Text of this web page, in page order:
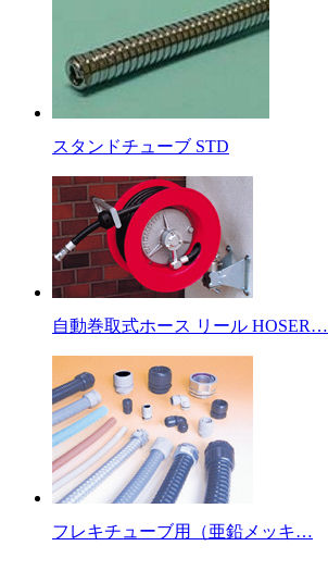
スタンドチューブ STD
自動巻取式ホース リール HOSER…
フレキチューブ用（亜鉛メッキ…